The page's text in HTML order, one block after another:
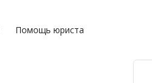
Помощь юриста